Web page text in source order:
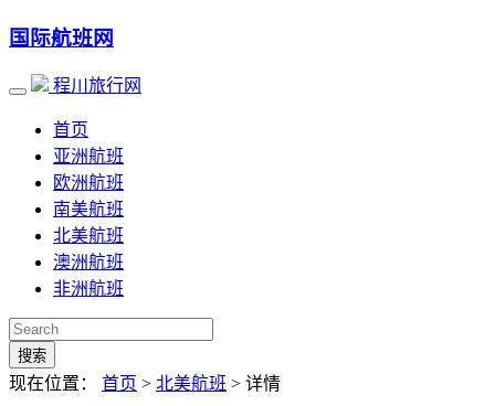
国际航班网
程川旅行网
首页
亚洲航班
欧洲航班
南美航班
北美航班
澳洲航班
非洲航班
搜索
现在位置： 首页 > 北美航班 > 详情